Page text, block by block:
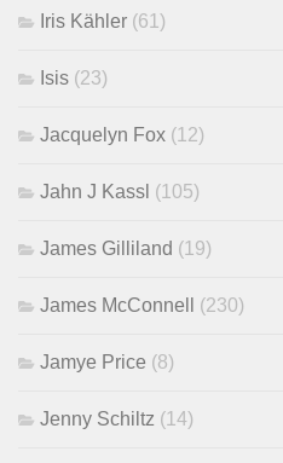
Iris Kähler (61)
Isis (23)
Jacquelyn Fox (12)
Jahn J Kassl (105)
James Gilliland (19)
James McConnell (230)
Jamye Price (8)
Jenny Schiltz (14)